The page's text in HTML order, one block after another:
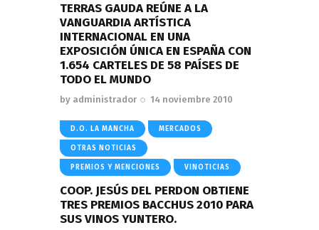
TERRAS GAUDA REÚNE A LA
VANGUARDIA ARTÍSTICA
INTERNACIONAL EN UNA
EXPOSICIÓN ÚNICA EN ESPAÑA CON
1.654 CARTELES DE 58 PAÍSES DE
TODO EL MUNDO
by administrador 14 noviembre 2010
D.O. LA MANCHA MERCADOS
OTRAS NOTICIAS
PREMIOS Y MENCIONES VINOTICIAS
COOP. JESÚS DEL PERDON OBTIENE
TRES PREMIOS BACCHUS 2010 PARA
SUS VINOS YUNTERO.